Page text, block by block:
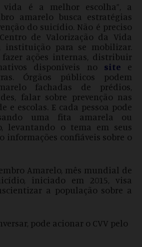
é a melhor escolha”, a
amarelo busca estratégias
do suicídio. Não é preciso
de Valorização da Vida
instituição para se mobilizar.
fazer ações internas, distribuir
disponíveis no site e
Órgãos públicos podem
fachadas de prédios,
falar sobre prevenção nas
e escolas. E cada pessoa pode
uma fita amarela ou
levantando o tema em seus
informações confiáveis sobre o
Amarelo, mês mundial de
iniciado em 2015, visa
a população sobre a
pode acionar o CVV pelo